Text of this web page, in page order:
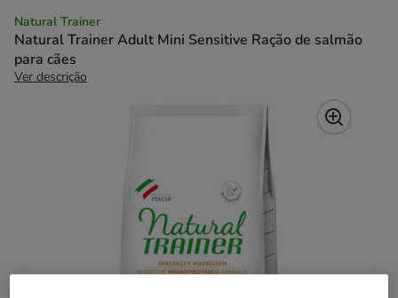
Natural Trainer
Natural Trainer Adult Mini Sensitive Ração de salmão
para cães
Ver descrição